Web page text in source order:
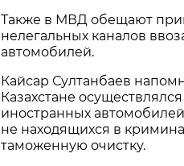
Также в МВД обещают
нелегальных каналов
автомобилей.
Кайсар Султанбаев
Казахстане
иностранных
не находящихся в
таможенную очистку.